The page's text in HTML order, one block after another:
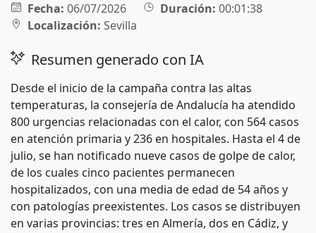
Fecha: 06/07/2026 Duración: 00:01:38
Localización: Sevilla
Resumen generado con IA
Desde el inicio de la campaña contra las altas
temperaturas, la consejería de Andalucía ha atendido
800 urgencias relacionadas con el calor, con 564 casos
en atención primaria y 236 en hospitales. Hasta el 4 de
julio, se han notificado nueve casos de golpe de calor,
de los cuales cinco pacientes permanecen
hospitalizados, con una media de edad de 54 años y
con patologías preexistentes. Los casos se distribuyen
en varias provincias: tres en Almería, dos en Cádiz, y